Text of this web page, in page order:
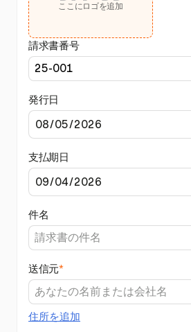
ここにロゴを追加
請求書番号
発行日
支払期日
件名
送信元*
住所を追加